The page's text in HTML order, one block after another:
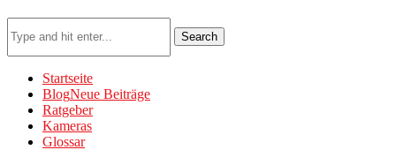
Search
Startseite
BlogNeue Beiträge
Ratgeber
Kameras
Glossar